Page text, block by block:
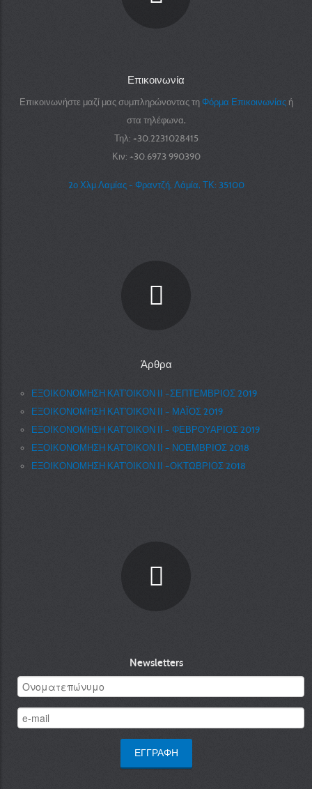
Επικοινωνία
Επικοινωνήστε μαζί μας συμπληρώνοντας τη Φόρμα Επικοινωνίας ή
στα τηλέφωνα,
Τηλ: +30.2231028415
Κιν: +30.6973 990390
2ο Χλμ Λαμίας - Φραντζή, Λάμία, ΤΚ: 35100
Άρθρα
ΕΞΟΙΚΟΝΟΜΗΣΗ ΚΑΤ’ΟΙΚΟΝ ΙΙ –ΣΕΠΤΕΜΒΡΙΟΣ 2019
ΕΞΟΙΚΟΝΟΜΗΣΗ ΚΑΤ’ΟΙΚΟΝ ΙΙ – ΜΑΪΟΣ 2019
ΕΞΟΙΚΟΝΟΜΗΣΗ ΚΑΤ’ΟΙΚΟΝ ΙΙ – ΦΕΒΡΟΥΑΡΙΟΣ 2019
ΕΞΟΙΚΟΝΟΜΗΣΗ ΚΑΤ’ΟΙΚΟΝ ΙΙ – ΝΟΕΜΒΡΙΟΣ 2018
ΕΞΟΙΚΟΝΟΜΗΣΗ ΚΑΤ’ΟΙΚΟΝ ΙΙ –ΟΚΤΩΒΡΙΟΣ 2018
Newsletters